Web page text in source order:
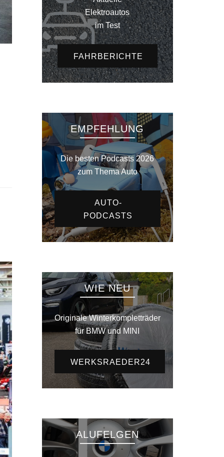
Elektroautos
im Test
FAHRBERICHTE
EMPFEHLUNG
Die besten Podcasts 2026
zum Thema Auto
AUTO-
PODCASTS
WIE NEU
Originale Winterkompletträder
für BMW und MINI
WERKSRAEDER24
ALUFELGEN